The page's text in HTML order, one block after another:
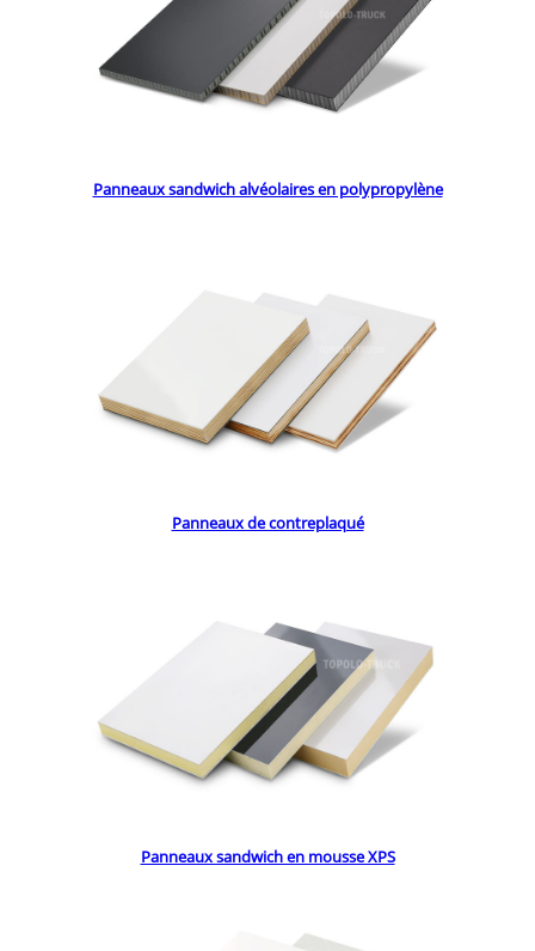
Panneaux sandwich alvéolaires en polypropylène
Panneaux de contreplaqué
Panneaux sandwich en mousse XPS